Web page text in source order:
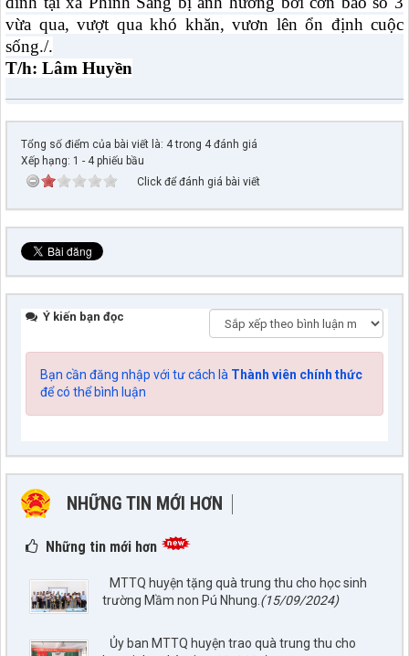
vừa qua, vượt qua khó khăn, vươn lên ổn định cuộc
sống./.
T/h: Lâm Huyền
Tổng số điểm của bài viết là: 4 trong 4 đánh giá
Xếp hạng: 1 - 4phiếu bầu
Click để đánh giá bài viết
Ý kiến bạn đọc
Bạn cần đăng nhập với tư cách là Thành viên chính thức
để có thể bình luận
NHỮNG TIN MỚI HƠN
NHỮNG TIN CŨ HƠN
Những tin mới hơn
MTTQ huyện tặng quà trung thu cho học sinh
trường Mầm non Pú Nhung. (15/09/2024)
Ủy ban MTTQ huyện trao quà trung thu cho